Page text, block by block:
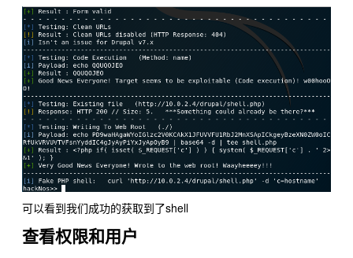
可以看到我们成功的获取到了shell
查看权限和用户